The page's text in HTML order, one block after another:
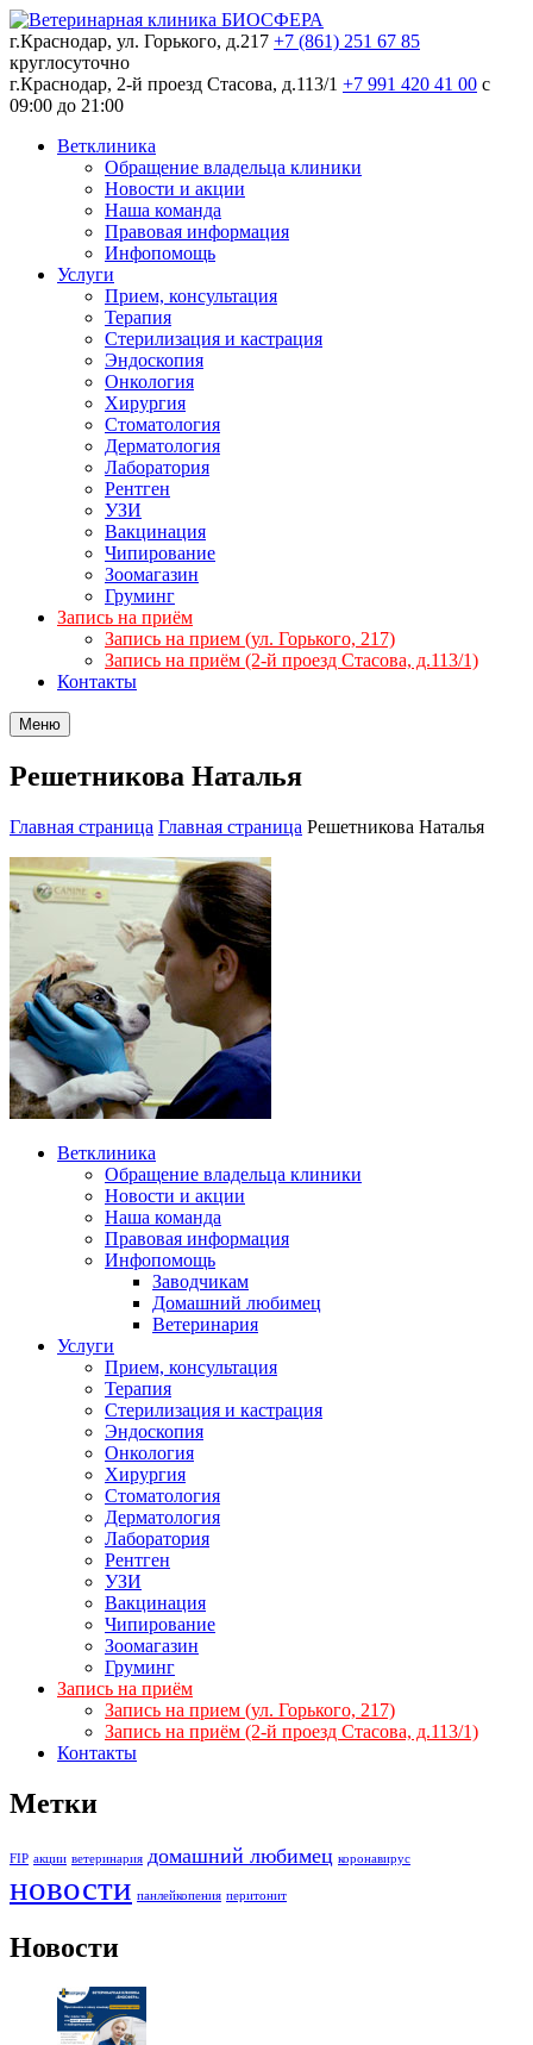
г.Краснодар, ул. Горького, д.217 +7 (861) 251 67 85
круглосуточно
г.Краснодар, 2-й проезд Стасова, д.113/1 +7 991 420 41 00 c
09:00 до 21:00
Ветклиника
Обращение владельца клиники
Новости и акции
Наша команда
Правовая информация
Инфопомощь
Услуги
Прием, консультация
Терапия
Стерилизация и кастрация
Эндоскопия
Онкология
Хирургия
Стоматология
Дерматология
Лаборатория
Рентген
УЗИ
Вакцинация
Чипирование
Зоомагазин
Груминг
Запись на приём
Запись на прием (ул. Горького, 217)
Запись на приём (2-й проезд Стасова, д.113/1)
Контакты
Меню
Решетникова Наталья
Главная страница Главная страница Решетникова Наталья
Ветклиника
Обращение владельца клиники
Новости и акции
Наша команда
Правовая информация
Инфопомощь
Заводчикам
Домашний любимец
Ветеринария
Услуги
Прием, консультация
Терапия
Стерилизация и кастрация
Эндоскопия
Онкология
Хирургия
Стоматология
Дерматология
Лаборатория
Рентген
УЗИ
Вакцинация
Чипирование
Зоомагазин
Груминг
Запись на приём
Запись на прием (ул. Горького, 217)
Запись на приём (2-й проезд Стасова, д.113/1)
Контакты
Метки
FIP акции ветеринария домашний любимец коронавирус
новости панлейкопения перитонит
Новости